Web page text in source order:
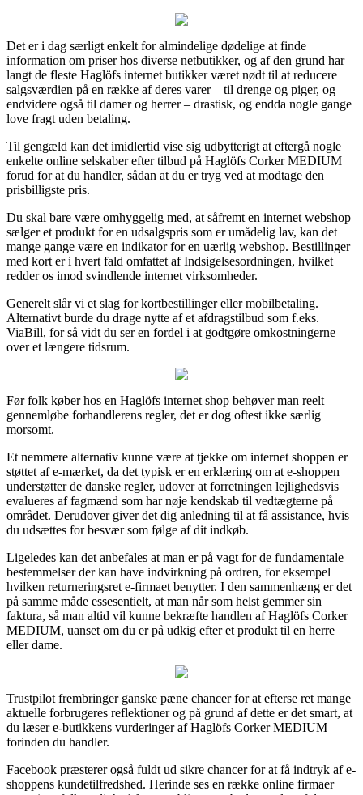
Det er i dag særligt enkelt for almindelige dødelige at finde
information om priser hos diverse netbutikker, og af den grund har
langt de fleste Haglöfs internet butikker været nødt til at reducere
salgsværdien på en række af deres varer – til drenge og piger, og
endvidere også til damer og herrer – drastisk, og endda nogle gange
love fragt uden betaling.
Til gengæld kan det imidlertid vise sig udbytterigt at eftergå nogle
enkelte online selskaber efter tilbud på Haglöfs Corker MEDIUM
forud for at du handler, sådan at du er tryg ved at modtage den
prisbilligste pris.
Du skal bare være omhyggelig med, at såfremt en internet webshop
sælger et produkt for en udsalgspris som er umådelig lav, kan det
mange gange være en indikator for en uærlig webshop. Bestillinger
med kort er i hvert fald omfattet af Indsigelsesordningen, hvilket
redder os imod svindlende internet virksomheder.
Generelt slår vi et slag for kortbestillinger eller mobilbetaling.
Alternativt burde du drage nytte af et afdragstilbud som f.eks.
ViaBill, for så vidt du ser en fordel i at godtgøre omkostningerne
over et længere tidsrum.
Før folk køber hos en Haglöfs internet shop behøver man reelt
gennemløbe forhandlerens regler, det er dog oftest ikke særlig
morsomt.
Et nemmere alternativ kunne være at tjekke om internet shoppen er
støttet af e-mærket, da det typisk er en erklæring om at e-shoppen
understøtter de danske regler, udover at forretningen lejlighedsvis
evalueres af fagmænd som har nøje kendskab til vedtægterne på
området. Derudover giver det dig anledning til at få assistance, hvis
du udsættes for besvær som følge af dit indkøb.
Ligeledes kan det anbefales at man er på vagt for de fundamentale
bestemmelser der kan have indvirkning på ordren, for eksempel
hvilken returneringsret e-firmaet benytter. I den sammenhæng er det
på samme måde essesentielt, at man når som helst gemmer sin
faktura, så man altid vil kunne bekræfte handlen af Haglöfs Corker
MEDIUM, uanset om du er på udkig efter et produkt til en herre
eller dame.
Trustpilot frembringer ganske pæne chancer for at efterse ret mange
aktuelle forbrugeres reflektioner og på grund af dette er det smart, at
du læser e-butikkens vurderinger af Haglöfs Corker MEDIUM
forinden du handler.
Facebook præsterer også fuldt ud sikre chancer for at få indtryk af e-
shoppens kundetilfredshed. Herinde ses en række online firmaer